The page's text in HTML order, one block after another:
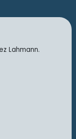
Lahmann.